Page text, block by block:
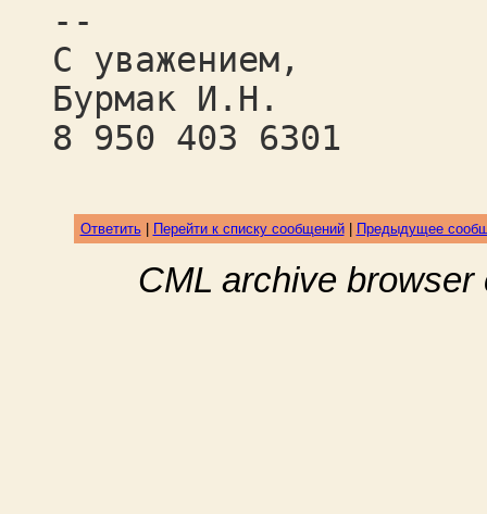
--
С уважением,
Бурмак И.Н.
8 950 403 6301
Ответить| Перейти к списку сообщений| Предыдущее
CML archive